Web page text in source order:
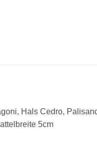
Hals Cedro,
5cm